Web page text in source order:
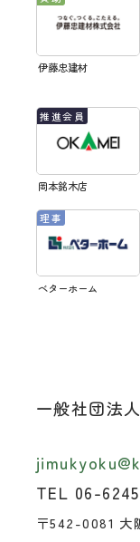
伊藤忠建材
岡本銘木店
ベターホーム
一般社団法
TEL 06-
〒542-0081 大